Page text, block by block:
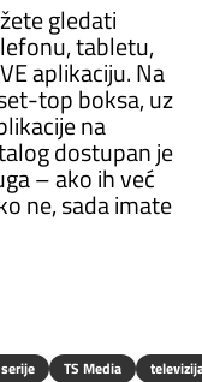
gledati
tabletu,
aplikaciju. Na
top boksa, uz
na
dostupan je
– ako ih već
ne, sada imate
TS Media